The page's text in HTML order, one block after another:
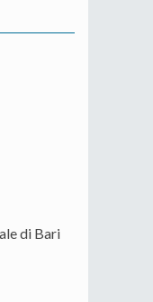
di Bari